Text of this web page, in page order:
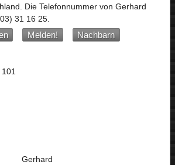
. Die Telefonnummer von Gerhard
31 16 25.
Melden!
Nachbarn
Gerhard